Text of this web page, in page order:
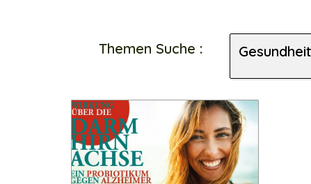
Themen Suche : Gesundheit